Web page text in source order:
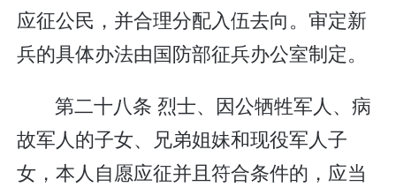
应征公民，并合理分配入伍去向。审定新
兵的具体办法由国防部征兵办公室制定。
第二十八条 烈士、因公牺牲军人、病
故军人的子女、兄弟姐妹和现役军人子
女，本人自愿应征并且符合条件的，应当